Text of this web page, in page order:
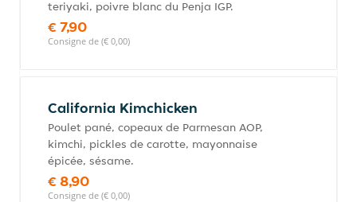
teriyaki, poivre blanc du Penja IGP.
€ 7,90
Consigne de (€ 0,00)
California Kimchicken
Poulet pané, copeaux de Parmesan AOP,
kimchi, pickles de carotte, mayonnaise
épicée, sésame.
€ 8,90
Consigne de (€ 0,00)